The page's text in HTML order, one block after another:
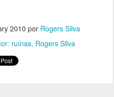
2010 por Rogers Silva
ruínas Rogers Silva